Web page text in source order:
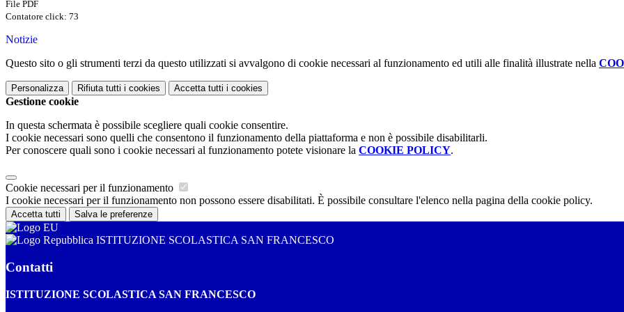
File PDF
Contatore click: 73
Notizie
Questo sito o gli strumenti terzi da questo utilizzati si avvalgono di cookie necessari al funzionamento ed utili alle finalità illustrate nella
Personalizza Rifiuta tutti i cookies Accetta tutti i cookies
Gestione cookie
In questa schermata è possibile scegliere quali cookie consentire.
I cookie necessari sono quelli che consentono il funzionamento della piattaforma e non è possibile disabilitarli.
Per conoscere quali sono i cookie necessari al funzionamento potete visionare la COOKIE POLICY.
Cookie necessari per il funzionamento
I cookie necessari per il funzionamento non possono essere disabilitati. È possibile consultare l'elenco nella pagina della cookie policy.
Accetta tutti Salva le preferenze
ISTITUZIONE SCOLASTICA SAN FRANCESCO
Contatti
ISTITUZIONE SCOLASTICA SAN FRANCESCO